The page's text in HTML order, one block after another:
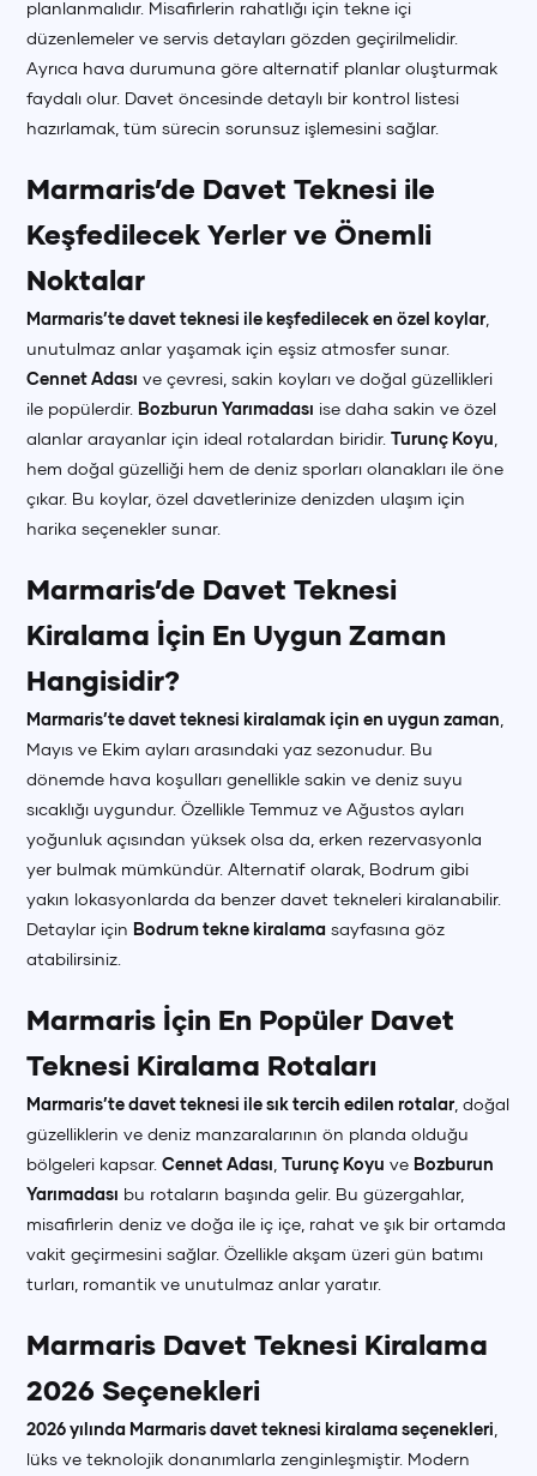
planlanmalıdır. Misafirlerin rahatlığı için tekne içi
düzenlemeler ve servis detayları gözden geçirilmelidir.
Ayrıca hava durumuna göre alternatif planlar oluşturmak
faydalı olur. Davet öncesinde detaylı bir kontrol listesi
hazırlamak, tüm sürecin sorunsuz işlemesini sağlar.
Marmaris’de Davet Teknesi ile
Keşfedilecek Yerler ve Önemli
Noktalar
Marmaris’te davet teknesi ile keşfedilecek en özel koylar
unutulmaz anlar yaşamak için eşsiz atmosfer sunar.
Cennet Adası ve çevresi, sakin koyları ve doğal güzellikleri
ile popülerdir. Bozburun Yarımadası ise daha sakin ve özel
alanlar arayanlar için ideal rotalardan biridir.Turunç Koyu
hem doğal güzelliği hem de deniz sporları olanakları ile öne
çıkar. Bu koylar, özel davetlerinize denizden ulaşım için
harika seçenekler sunar.
Marmaris’de Davet Teknesi
Kiralama İçin En Uygun Zaman
Hangisidir?
Marmaris’te davet teknesi kiralamak için en uygun zaman
Mayıs ve Ekim ayları arasındaki yaz sezonudur. Bu
dönemde hava koşulları genellikle sakin ve deniz suyu
sıcaklığı uygundur. Özellikle Temmuz ve Ağustos ayları
yoğunluk açısından yüksek olsa da, erken rezervasyonla
yer bulmak mümkündür. Alternatif olarak, Bodrum gibi
yakın lokasyonlarda da benzer davet tekneleri kiralanabilir.
Detaylar için Bodrum tekne kiralama sayfasına göz
atabilirsiniz.
Marmaris İçin En Popüler Davet
Teknesi Kiralama Rotaları
Marmaris’te davet teknesi ile sık tercih edilen rotalar , doğal
güzelliklerin ve deniz manzaralarının ön planda olduğu
bölgeleri kapsar.Cennet Adası ,Turunç Koyu ve Bozburun
Yarımadası bu rotaların başında gelir. Bu güzergahlar,
misafirlerin deniz ve doğa ile iç içe, rahat ve şık bir ortamda
vakit geçirmesini sağlar. Özellikle akşam üzeri gün batımı
turları, romantik ve unutulmaz anlar yaratır.
Marmaris Davet Teknesi Kiralama
2026 Seçenekleri
2026 yılında Marmaris davet teknesi kiralama seçenekleri
lüks ve teknolojik donanımlarla zenginleşmiştir. Modern